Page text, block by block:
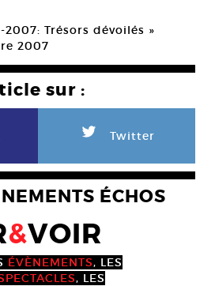
2007: Trésors dévoilés »
2007
sur :
L Twitter
ÉCHOS
&VOIR
ÉVÈNEMENTS, LES
, LES